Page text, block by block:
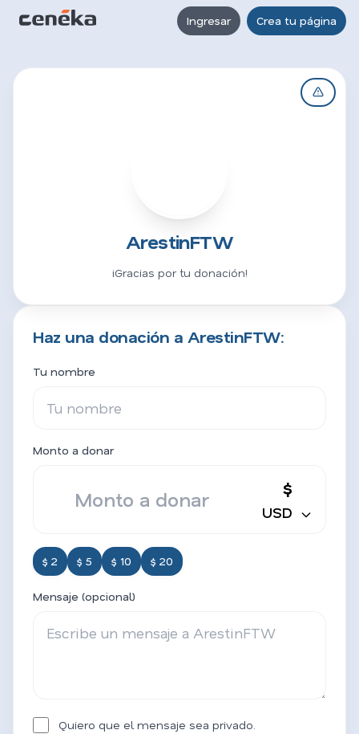
Ingresar Crea tu página
ArestinFTW
¡Gracias por tu donación!
Haz una donación a ArestinFTW:
Tu nombre
Monto a donar
$
USD
$ 2 $ 5 $ 10 $ 20
Mensaje (opcional)
Quiero que el mensaje sea privado.